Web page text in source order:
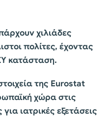
χιλιάδες
πολίτες, έχοντας
κατάσταση.
της Eurostat
χώρα στις
ιατρικές εξετάσεις